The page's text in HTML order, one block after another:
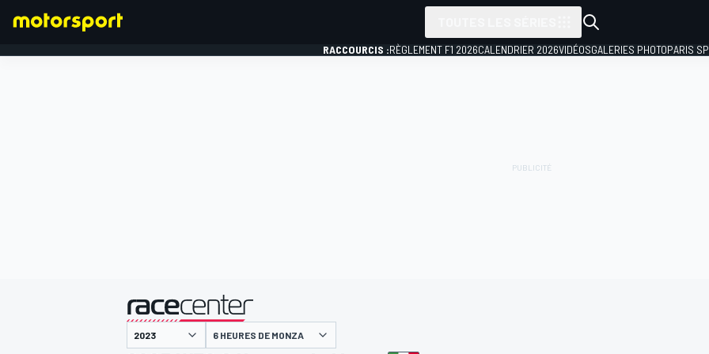
RACCOURCIS :RÈGLEMENT F1 2026CALENDRIER 2026VIDÉOSGALERIES PHOTOPARIS
présenté par
6 HEURES DE MONZA